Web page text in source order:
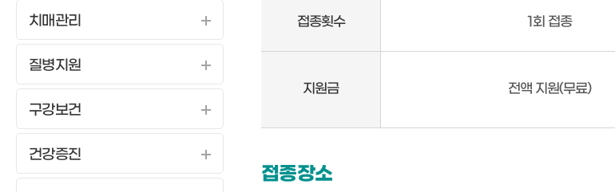
치매관리
질병지원
구강보건
건강증진
예
방
종
신
련
접종횟수 1회 접종
지원금 전액 지원(무료)
접종장소